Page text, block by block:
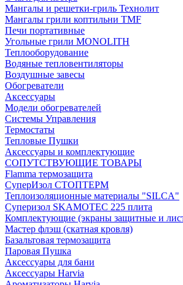
Мангалы и решетки-гриль Технолит
Мангалы грили коптильни TMF
Печи портативные
Угольные грили MONOLITH
Теплооборудование
Водяные тепловентиляторы
Воздушные завесы
Обогреватели
Аксессуары
Модели обогревателей
Системы Управления
Термостаты
Тепловые Пушки
Аксессуары и комплектующие
СОПУТСТВУЮЩИЕ ТОВАРЫ
Flamma термозащита
СуперИзол СТОПТЕРМ
Теплоизоляционные материалы "SILCA"
Суперизол SKAMOTEC 225 плита
Комплектующие (экраны защитные и
Мастер флэш (скатная кровля)
Базальтовая термозащита
Паровая Пушка
Аксессуары для бани
Аксессуары Harvia